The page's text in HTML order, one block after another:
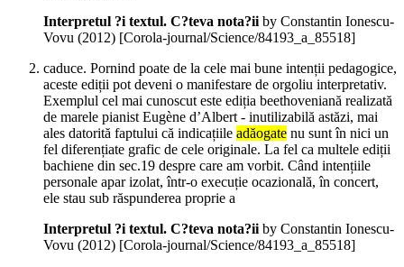
Interpretul ?i textul. C?teva nota?iiby Constantin Ionescu-
Vovu (2012) [Corola-journal/Science/84193_a_85518]
caduce. Pornind poate de la cele mai bune intenții pedagogice,
aceste ediții pot deveni o manifestare de orgoliu interpretativ.
Exemplul cel mai cunoscut este ediția beethoveniană realizată
de marele pianist Eugène d’Albert - inutilizabilă astăzi, mai
ales datorită faptului că indicațiile adăogate nu sunt în nici un
fel diferențiate grafic de cele originale. La fel ca multele ediții
bachiene din sec.19 despre care am vorbit. Când intențiile
personale apar izolat, într-o execuție ocazională, în concert,
ele stau sub răspunderea proprie a
Interpretul ?i textul. C?teva nota?iiby Constantin Ionescu-
Vovu (2012) [Corola-journal/Science/84193_a_85518]